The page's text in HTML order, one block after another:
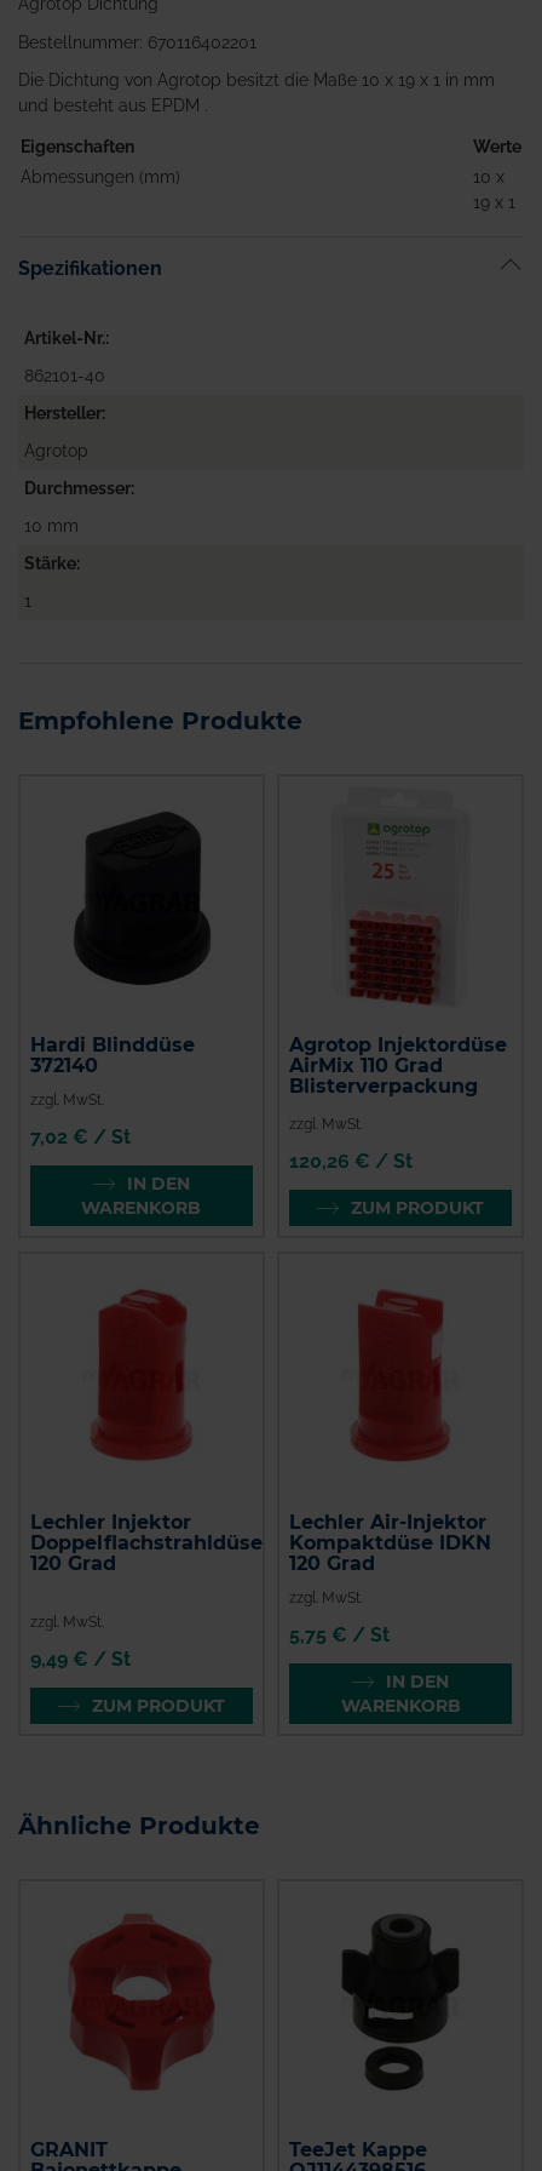
Agrotop Dichtung
Bestellnummer: 670116402201
Die Dichtung von Agrotop besitzt die Maße 10 x 19 x 1 in mm
und besteht aus EPDM .
Eigenschaften
Werte
Abmessungen (mm)
10 x
19 x 1
Spezifikationen
Artikel-Nr.
862101-40
Hersteller
Agrotop
Durchmesser
10 mm
Stärke
1
Empfohlene Produkte
Hardi Blinddüse
372140
zzgl. MwSt.
7,02 € / St
IN DEN
WARENKORB
Agrotop Injektordüse
AirMix 110 Grad
Blisterverpackung
zzgl. MwSt.
120,26 € / St
ZUM PRODUKT
Lechler Injektor
Doppelflachstrahldüse
120 Grad
zzgl. MwSt.
9,49 € / St
ZUM PRODUKT
Lechler Air-Injektor
Kompaktdüse IDKN
120 Grad
zzgl. MwSt.
5,75 € / St
IN DEN
WARENKORB
Ähnliche Produkte
GRANIT
TeeJet Kappe